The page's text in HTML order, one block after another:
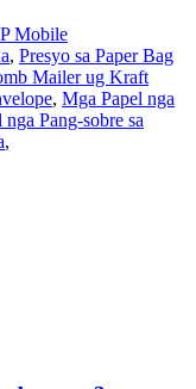
Mobile
, Presyo sa Paper Bag
Mailer ug Kraft
, Mga Papel nga
Pang-sobre sa
,